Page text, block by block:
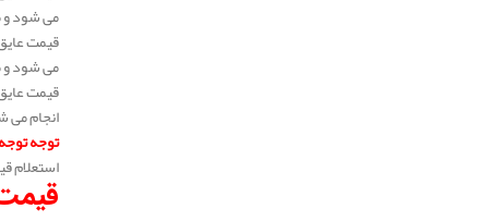
می شود و
می شود و
انجام می شود
توجه
استعلام